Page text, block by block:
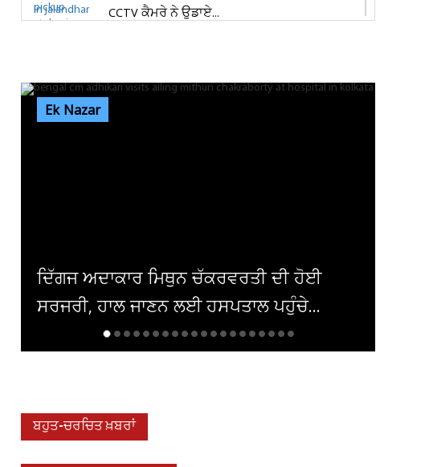
CCTV ਕੈਮਰੇ ਨੇ ਉਡਾਏ...
Ek Nazar
ਦਮਿਸ਼ਕ 'ਚ ਬੰਬ ਧਮਾਕਾ, 14 ਲੋਕ ਜ਼ਖਮੀ
ਬਹੁਤ-ਚਰਚਿਤ ਖ਼ਬਰਾਂ